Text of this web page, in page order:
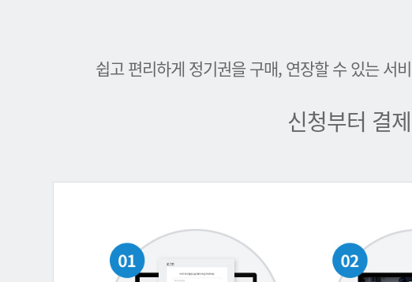
쉽고 편리하게 정기권을 구매, 연장할 수 있는 서
신청부터 결